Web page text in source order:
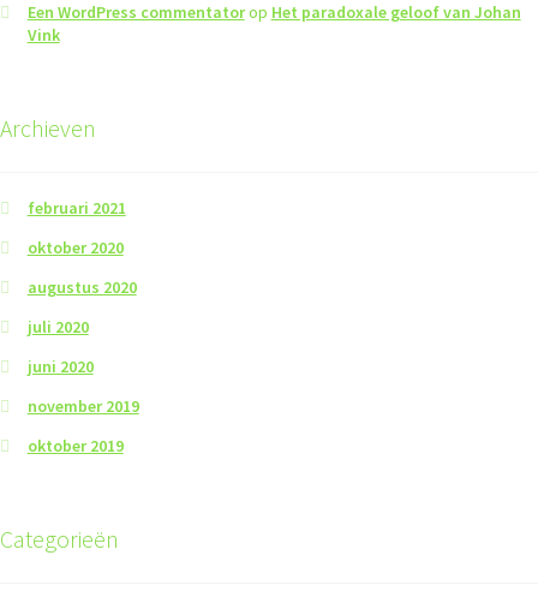
Een WordPress commentatorop Het paradoxale geloof van Johan
Vink
Archieven
februari 2021
oktober 2020
augustus 2020
juli 2020
juni 2020
november 2019
oktober 2019
Categorieën